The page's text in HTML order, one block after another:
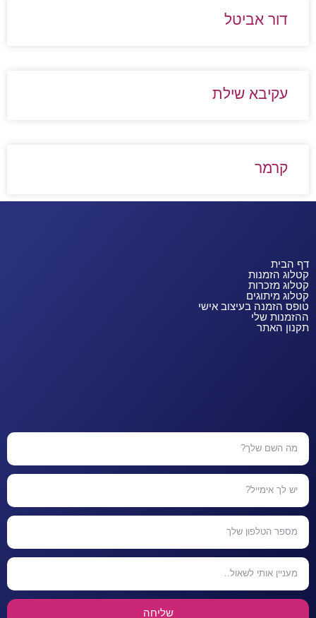
דור אביטל
עקיבא שילת
קרמר
דף הבית
קטלוג הזמנות
קטלוג מזכרות
קטלוג מיתוגים
טופס הזמנה בעיצוב אישי
ההזמנות שלי
תקנון האתר
שליחה